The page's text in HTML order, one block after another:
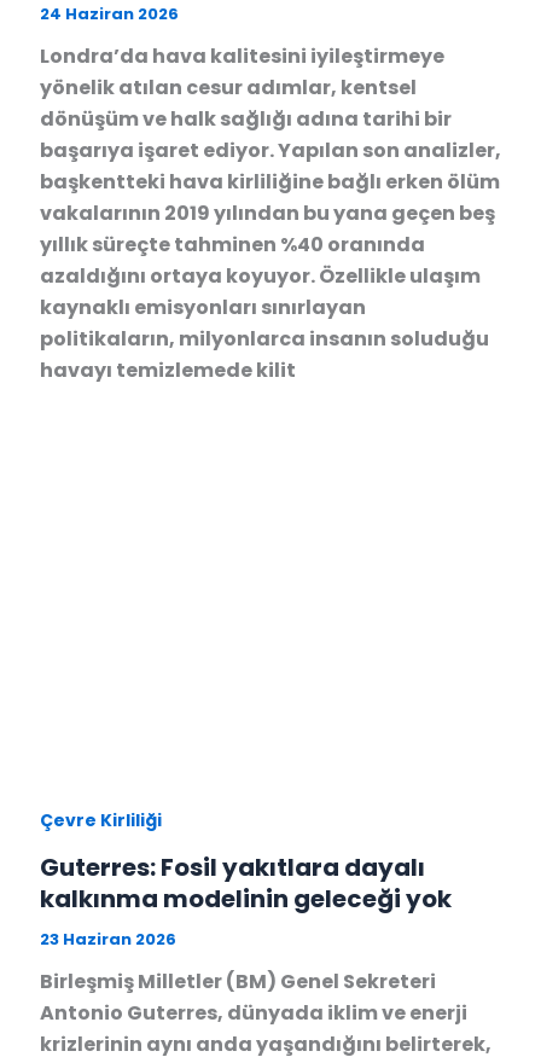
24 Haziran 2026
Londra’da hava kalitesini iyileştirmeye
yönelik atılan cesur adımlar, kentsel
dönüşüm ve halk sağlığı adına tarihi bir
başarıya işaret ediyor. Yapılan son analizler,
başkentteki hava kirliliğine bağlı erken ölüm
vakalarının 2019 yılından bu yana geçen beş
yıllık süreçte tahminen %40 oranında
azaldığını ortaya koyuyor. Özellikle ulaşım
kaynaklı emisyonları sınırlayan
politikaların, milyonlarca insanın soluduğu
havayı temizlemede kilit
Çevre Kirliliği
Guterres: Fosil yakıtlara dayalı
kalkınma modelinin geleceği yok
23 Haziran 2026
Birleşmiş Milletler (BM) Genel Sekreteri
Antonio Guterres, dünyada iklim ve enerji
krizlerinin aynı anda yaşandığını belirterek,